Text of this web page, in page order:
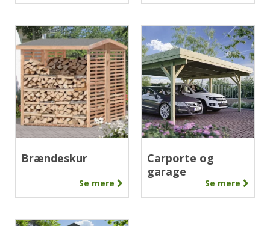
Brændeskur
Se mere
Carporte og
garage
Se mere